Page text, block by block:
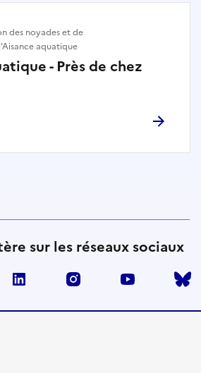
- Près de chez
des noyades et de
aquatique
sur les réseaux sociaux
linkedin instagram youtube